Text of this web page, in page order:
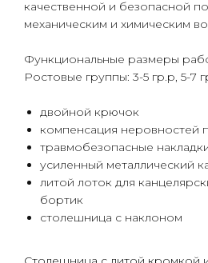
качественной и безопасной
механическим и химическим
Функциональные размеры
Ростовые группы: 3-5 гр.р, 5-7
двойной крючок
компенсация неровностей
травмобезопасные
усиленный металлический
литой лоток для
бортик
столешница с наклоном